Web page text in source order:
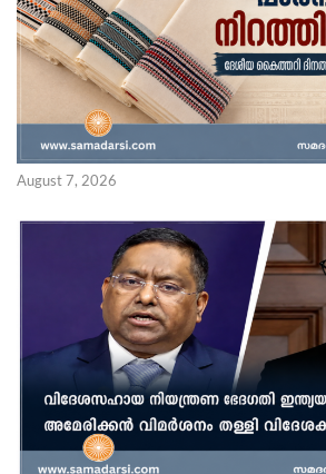
August 7, 2026